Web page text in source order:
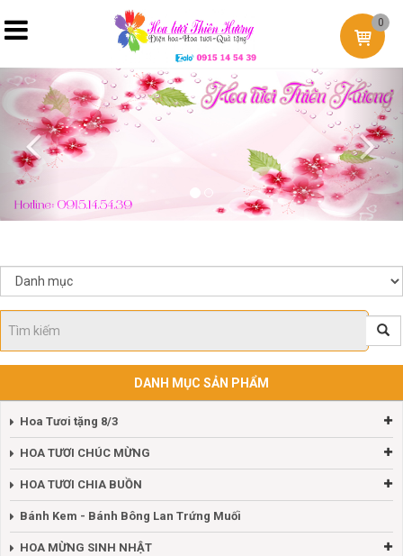
0
Previous
DANH MỤC SẢN PHẨM
Hoa Tươi tặng 8/3
HOA TƯƠI CHÚC MỪNG
HOA TƯƠI CHIA BUỒN
Bánh Kem - Bánh Bông Lan Trứng Muối
HOA MỪNG SINH NHẬT